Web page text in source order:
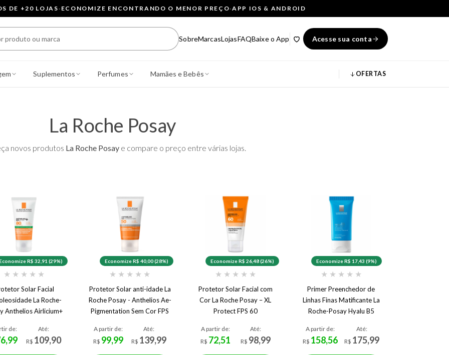
DE +20 LOJAS· ECONOMIZE ENCONTRANDO O MENOR PREÇO·APP IOS & ANDROID
SobreMarcasLojasFAQBaixe o App Acesse sua conta
Suplementos Perfumes Mamães e Bebês OFERTAS
La Roche Posay
novos produtos La Roche Posay e compare o preço entre várias lojas.
R$ 32,91 (29%)
★ ★ ★ ★ ★
Solar Facial
La Roche-
Anthelios Airlicium+
de:
Até:
R$ 109,90
Economize R$ 40,00 (28%)
★ ★ ★ ★ ★
Protetor Solar anti-idade La
Roche Posay - Anthelios Ae-
Pigmentation Sem Cor FPS
A partir de:
R$ 99,99
Até:
R$ 139,99
Economize R$ 26,48 (26%)
★ ★ ★ ★ ★
Protetor Solar Facial com
Cor La Roche Posay – XL
Protect FPS 60
A partir de:
R$ 72,51
Até:
R$ 98,99
Economize R$ 17,43 (9%)
★ ★ ★ ★ ★
Primer Preenchedor de
Linhas Finas Matificante La
Roche-Posay Hyalu B5
A partir de:
R$ 158,56
Até:
R$ 175,99